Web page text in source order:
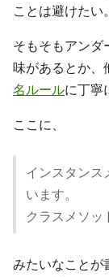
ことは避けたい。
そもそもアンダ
味があるとか、
名ルールに丁寧
ここに、
インスタンス
います。
クラスメソッ
みたいなことが